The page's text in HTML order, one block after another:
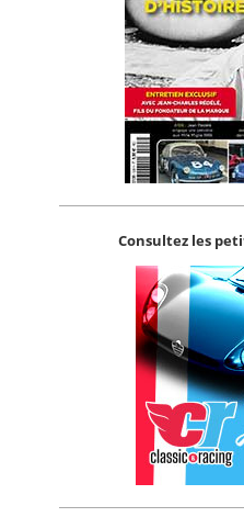
Consultez les